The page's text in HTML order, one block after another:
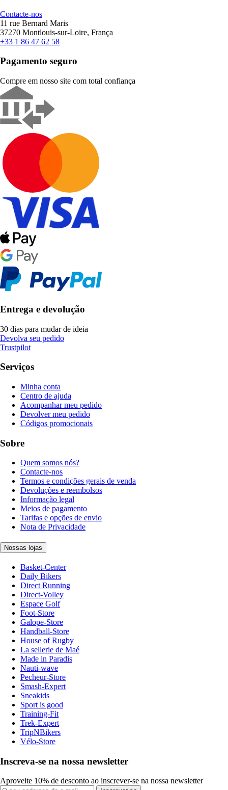
Contacte-nos
11 rue Bernard Maris
37270 Montlouis-sur-Loire, França
+33 1 86 47 62 58
Pagamento seguro
Compre em nosso site com total confiança
Entrega e devolução
30 dias para mudar de ideia
Devolva seu pedido
Trustpilot
Serviços
Minha conta
Centro de ajuda
Acompanhar meu pedido
Devolver meu pedido
Códigos promocionais
Sobre
Quem somos nós?
Contacte-nos
Termos e condições gerais de venda
Devoluções e reembolsos
Informação legal
Meios de pagamento
Tarifas e opções de envio
Nota de Privacidade
Nossas lojas
Basket-Center
Daily Bikers
Direct Running
Direct-Volley
Espace Golf
Foot-Store
Galope-Store
Handball-Store
House of Rugby
La sellerie de Maé
Made in Paradis
Nauti-wave
Pecheur-Store
Smash-Expert
Sneakids
Sport is good
Training-Fit
Trek-Expert
TripNBikers
Vélo-Store
Inscreva-se na nossa newsletter
Aproveite 10% de desconto ao inscrever-se na nossa newsletter